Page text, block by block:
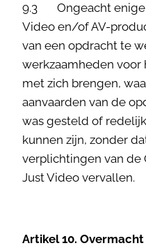
9.3 Ongeacht
Video en/of AV-
van een opdracht te
werkzaamheden voor
met zich brengen,
aanvaarden van de
was gesteld of
kunnen zijn, zonder
verplichtingen van de
Just Video vervallen.
Artikel 10. Overmacht